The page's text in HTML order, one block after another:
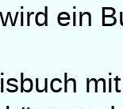
ein